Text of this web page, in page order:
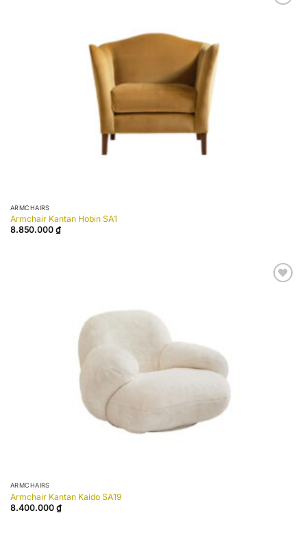
ARMCHAIRS
Armchair Kantan Hobin SA1
8.850.000 ₫
ARMCHAIRS
Armchair Kantan Kaido SA19
8.400.000 ₫